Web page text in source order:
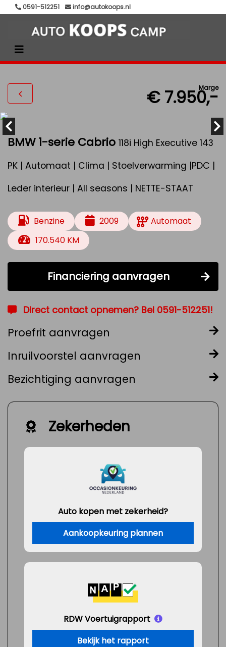
0591-512251 info@autokoops.nl
Marge
€ 7.950,-
BMW 1-serie Cabrio 118i High Executive 143
PK | Automaat | Clima | Stoelverwarming |PDC |
Leder interieur | All seasons | NETTE-STAAT
Benzine 2009
Automaat
170.540 KM
Financiering aanvragen
Direct contact opnemen? Bel 0591-512251!
Proefrit aanvragen
Inruilvoorstel aanvragen
Bezichtiging aanvragen
Zekerheden
Auto kopen met zekerheid?
Aankoopkeuring plannen
RDW Voertuigrapport
Bekijk het rapport